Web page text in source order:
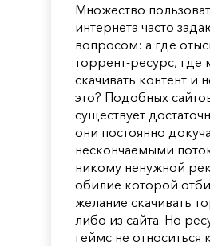
Множество
интернета часто
вопросом: а где
торрент-ресурс, где
скачивать контент и
это? Подобных
существует
они постоянно
нескончаемыми
никому ненужной
обилие которой
желание скачивать
либо из сайта. Но
геймс не относиться